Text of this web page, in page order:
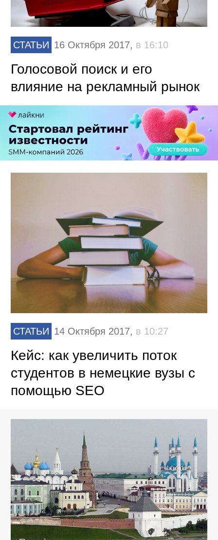
СТАТЬИ 16 Октября 2017, в 16:10
Голосовой поиск и его
влияние на рекламный рынок
СТАТЬИ 14 Октября 2017, в 10:27
Кейс: как увеличить поток
студентов в немецкие вузы с
помощью SEO